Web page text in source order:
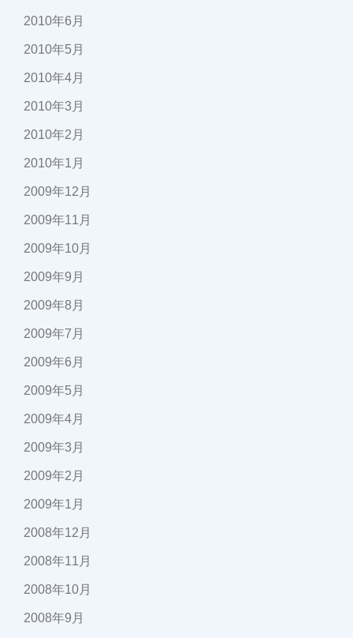
2010年6月
2010年5月
2010年4月
2010年3月
2010年2月
2010年1月
2009年12月
2009年11月
2009年10月
2009年9月
2009年8月
2009年7月
2009年6月
2009年5月
2009年4月
2009年3月
2009年2月
2009年1月
2008年12月
2008年11月
2008年10月
2008年9月